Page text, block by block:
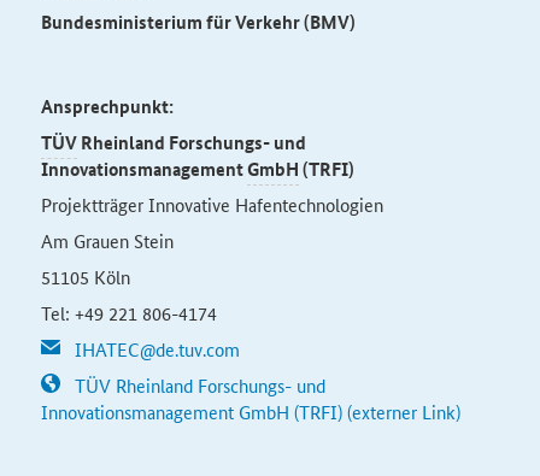
Bundesministerium für Verkehr (BMV)
Ansprechpunkt:
TÜV Rheinland Forschungs- und
InnovationsmanagementGmbH(TRFI)
Projektträger Innovative Hafentechnologien
Am Grauen Stein
51105 Köln
Tel: +49 221 806-4174
IHATEC@de.tuv.com
TÜV Rheinland Forschungs- und
Innovationsmanagement GmbH (TRFI) (externer Link)